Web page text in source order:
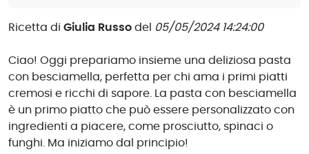
Ricetta di Giulia Russo del 05/05/2024 14:24:00
Ciao! Oggi prepariamo insieme una deliziosa pasta
con besciamella, perfetta per chi ama i primi piatti
cremosi e ricchi di sapore. La pasta con besciamella
è un primo piatto che può essere personalizzato con
ingredienti a piacere, come prosciutto, spinaci o
funghi. Ma iniziamo dal principio!